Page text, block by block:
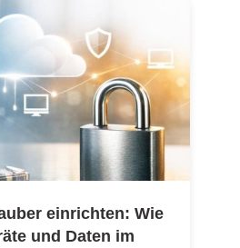
einrichten: Wie
und Daten im